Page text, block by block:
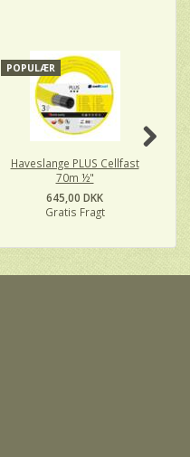
POPULÆR
Haveslange PLUS Cellfast
70m ½"
645,00 DKK
Gratis Fragt